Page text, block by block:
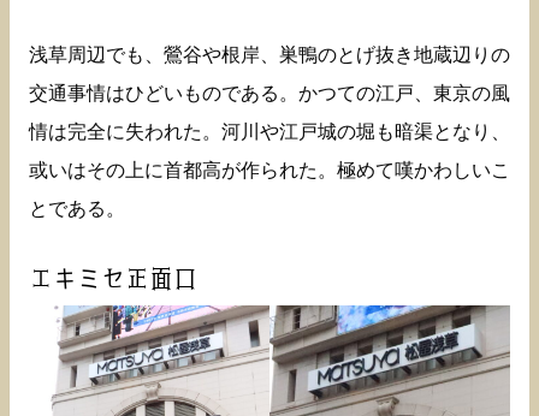
浅草周辺でも、鶯谷や根岸、巣鴨のとげ抜き地蔵辺りの
交通事情はひどいものである。かつての江戸、東京の風
情は完全に失われた。河川や江戸城の堀も暗渠となり、
或いはその上に首都高が作られた。極めて嘆かわしいこ
とである。
エキミセ正面口